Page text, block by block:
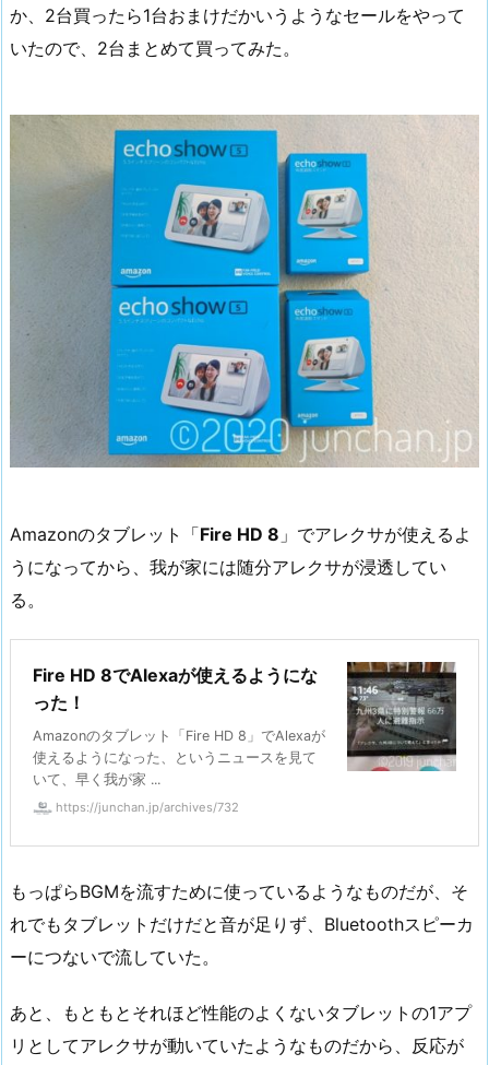
か、2台買ったら1台おまけだかいうようなセールをやって
いたので、2台まとめて買ってみた。
Amazonのタブレット「Fire HD 8 」でアレクサが使えるよ
うになってから、我が家には随分アレクサが浸透してい
る。
Fire HD 8でAlexaが使えるようにな
った！
Amazonのタブレット「Fire HD 8」でAlexaが
使えるようになった、というニュースを見て
いて、早く我が家 ...
https://junchan.jp/archives/732
もっぱらBGMを流すために使っているようなものだが、そ
れでもタブレットだけだと音が足りず、Bluetoothスピーカ
ーにつないで流していた。
あと、もともとそれほど性能のよくないタブレットの1アプ
リとしてアレクサが動いていたようなものだから、反応が